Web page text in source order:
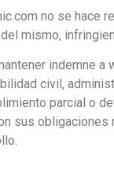
no se hace
mismo,
indemne
civil,
parcial o
sus